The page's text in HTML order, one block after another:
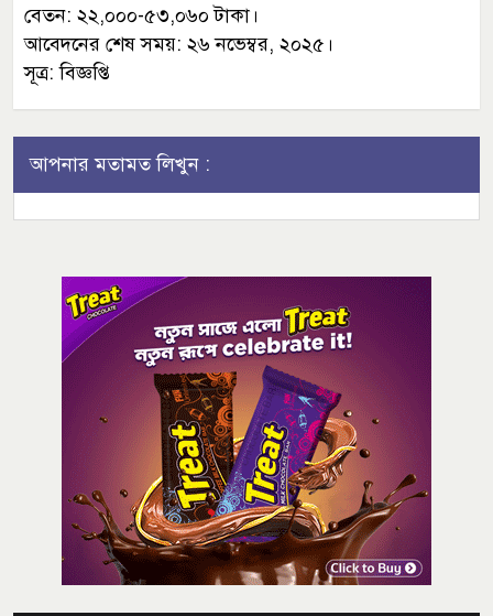
বেতন: ২২,০০০-৫৩,০৬০ টাকা।
আবেদনের শেষ সময়: ২৬ নভেম্বর, ২০২৫।
সূত্র: বিজ্ঞপ্তি
আপনার মতামত লিখুন :